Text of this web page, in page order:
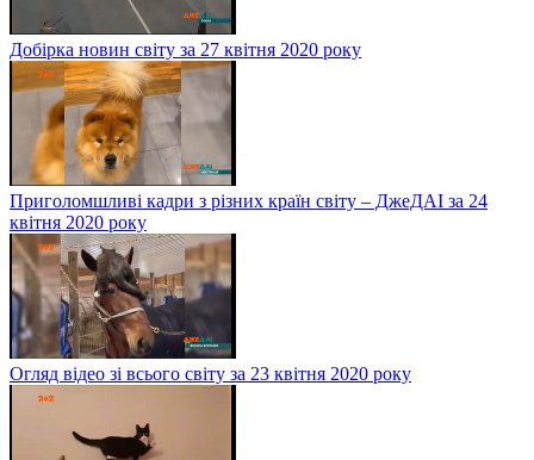
Добірка новин світу за 27 квітня 2020 року
Приголомшливі кадри з різних країн світу – ДжеДАІ за 24
квітня 2020 року
Огляд відео зі всього світу за 23 квітня 2020 року